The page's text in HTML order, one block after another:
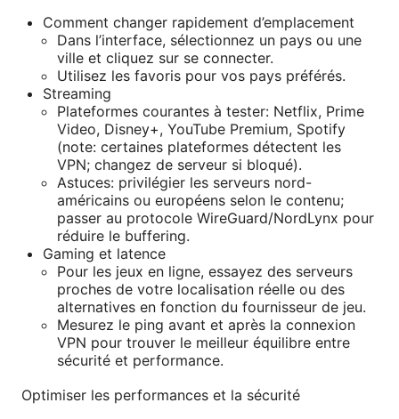
Comment changer rapidement d’emplacement
Dans l’interface, sélectionnez un pays ou une
ville et cliquez sur se connecter.
Utilisez les favoris pour vos pays préférés.
Streaming
Plateformes courantes à tester: Netflix, Prime
Video, Disney+, YouTube Premium, Spotify
(note: certaines plateformes détectent les
VPN; changez de serveur si bloqué).
Astuces: privilégier les serveurs nord-
américains ou européens selon le contenu;
passer au protocole WireGuard/NordLynx pour
réduire le buffering.
Gaming et latence
Pour les jeux en ligne, essayez des serveurs
proches de votre localisation réelle ou des
alternatives en fonction du fournisseur de jeu.
Mesurez le ping avant et après la connexion
VPN pour trouver le meilleur équilibre entre
sécurité et performance.
Optimiser les performances et la sécurité